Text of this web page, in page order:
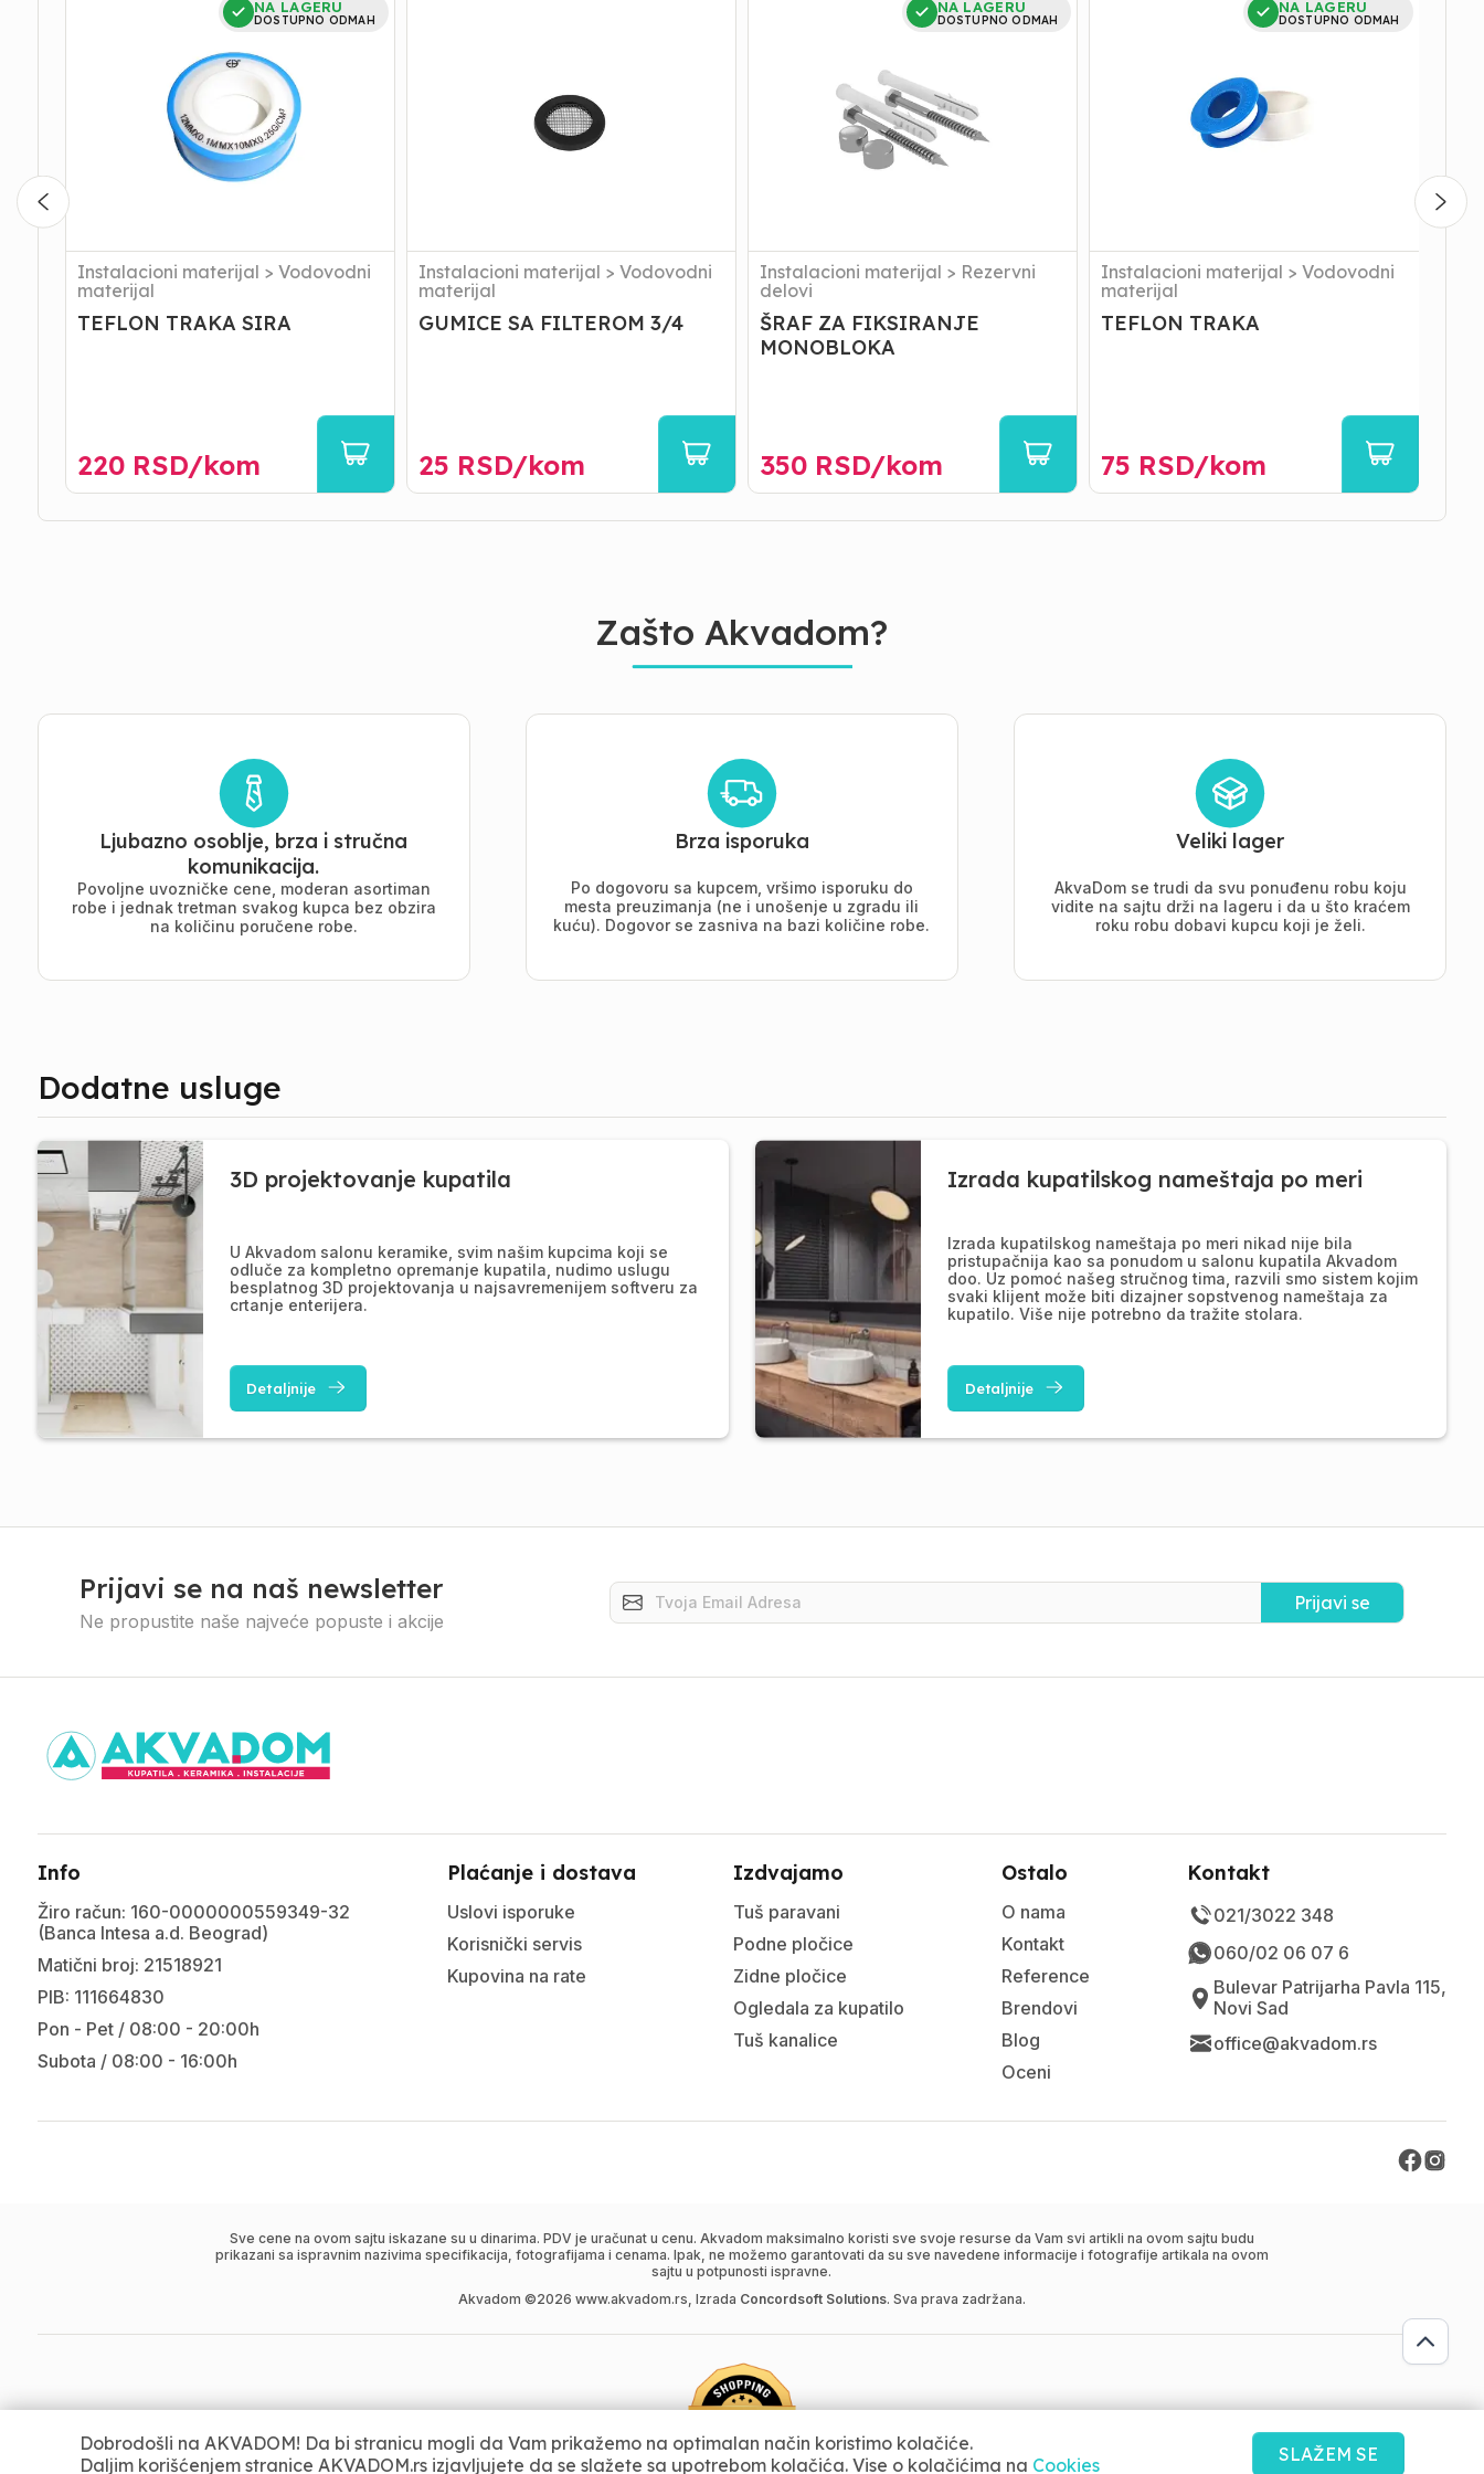
NA LAGERU
DOSTUPNO ODMAH
Instalacioni materijal > Vodovodni
materijal
TEFLON TRAKA SIRA
220RSD/kom
Instalacioni materijal > Vodovodni
materijal
GUMICE SA FILTEROM 3/4
25 RSD/kom
NA LAGERU
DOSTUPNO ODMAH
Instalacioni materijal > Rezervni
delovi
ŠRAF ZA FIKSIRANJE
MONOBLOKA
350 RSD/kom
NA LAGERU
DOSTUPNO ODMAH
Instalacioni materijal > Vodovodni
materijal
TEFLON TRAKA
75 RSD/kom
Zašto Akvadom?
Ljubazno osoblje, brza i stručna
komunikacija.
Povoljne uvozničke cene, moderan asortiman
robe i jednak tretman svakog kupca bez obzira
na količinu poručene robe.
Brza isporuka
Po dogovoru sa kupcem, vršimo isporuku do
mesta preuzimanja (ne i unošenje u zgradu ili
kuću). Dogovor se zasniva na bazi količine robe.
Veliki lager
AkvaDom se trudi da svu ponuđenu robu koju
vidite na sajtu drži na lageru i da u što kraćem
roku robu dobavi kupcu koji je želi.
Dodatne usluge
3D projektovanje kupatila
U Akvadom salonu keramike, svim našim kupcima koji se
odluče za kompletno opremanje kupatila, nudimo uslugu
besplatnog 3D projektovanja u najsavremenijem softveru za
crtanje enterijera.
Detaljnije
Izrada kupatilskog nameštaja po meri
Izrada kupatilskog nameštaja po meri nikad nije bila
pristupačnija kao sa ponudom u salonu kupatila Akvadom
doo. Uz pomoć našeg stručnog tima, razvili smo sistem kojim
svaki klijent može biti dizajner sopstvenog nameštaja za
kupatilo. Više nije potrebno da tražite stolara.
Detaljnije
Prijavi se na naš newsletter
Ne propustite naše najveće popuste i akcije
Prijavi se
Info
Žiro račun: 160-0000000559349-32
(Banca Intesa a.d. Beograd)
Matični broj: 21518921
PIB: 111664830
Pon - Pet / 08:00 - 20:00h
Subota / 08:00 - 16:00h
Plaćanje i dostava
Uslovi isporuke
Korisnički servis
Kupovina na rate
Izdvajamo
Tuš paravani
Podne pločice
Zidne pločice
Ogledala za kupatilo
Tuš kanalice
Ostalo
O nama
Kontakt
Reference
Brendovi
Blog
Oceni
Kontakt
021/3022 348
060/02 06 07 6
Bulevar Patrijarha Pavla 115,
Novi Sad
office@akvadom.rs
Sve cene na ovom sajtu iskazane su u dinarima. PDV je uračunat u cenu. Akvadom maksimalno koristi sve svoje resurse da Vam svi artikli na ovom sajtu budu
prikazani sa ispravnim nazivima specifikacija, fotografijama i cenama. Ipak, ne možemo garantovati da su sve navedene informacije i fotografije artikala na ovom
sajtu u potpunosti ispravne.
Akvadom ©2026 www.akvadom.rs, Izrada Concordsoft Solutions. Sva prava zadržana.
Dobrodošli na AKVADOM! Da bi stranicu mogli da Vam prikažemo na optimalan način koristimo kolačiće.
Daljim korišćenjem stranice AKVADOM.rs izjavljujete da se slažete sa upotrebom kolačića. Vise o kolačićima na Cookies SLAŽEM SE